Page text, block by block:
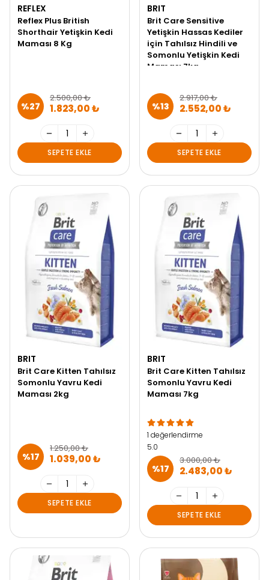
REFLEX
Reflex Plus British
Shorthair Yetişkin Kedi
Maması 8 Kg
%27
2.500,00 ₺
1.823,00 ₺
SEPETE EKLE
BRIT
Brit Care Sensitive
Yetişkin Hassas Kediler
için Tahılsız Hindili ve
Somonlu Yetişkin Kedi
Maması 7kg
%13
2.917,00 ₺
2.552,00 ₺
SEPETE EKLE
BRIT
Brit Care Kitten Tahılsız
Somonlu Yavru Kedi
Maması 2kg
%17
1.250,00 ₺
1.039,00 ₺
SEPETE EKLE
BRIT
Brit Care Kitten Tahılsız
Somonlu Yavru Kedi
Maması 7kg
1 değerlendirme
5.0
%17
3.000,00 ₺
2.483,00 ₺
SEPETE EKLE